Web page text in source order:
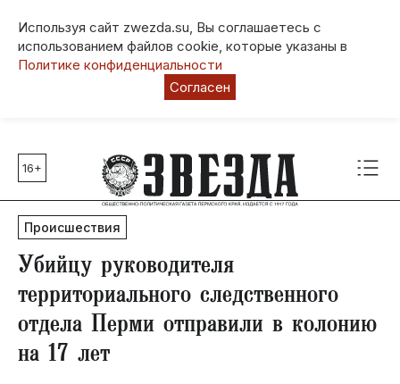
Используя сайт zwezda.su, Вы соглашаетесь с
использованием файлов cookie, которые указаны в
Политике конфиденциальности
Согласен
Главные темы
80 лет Победы
Молодежная столица РФ
СВО
Социальная поддержка
Инфраструктура
Благоустройство
16+
Происшествия
​Убийцу руководителя
территориального следственного
отдела Перми отправили в колонию
на 17 лет